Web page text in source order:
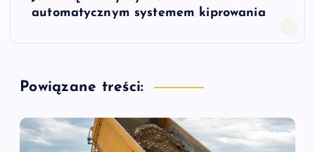
a
c
automatycznym systemem kiprowania
Powiązane treści: